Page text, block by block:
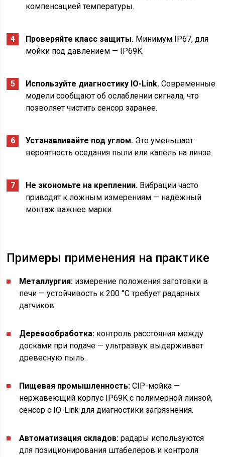
компенсацией температуры.
Проверяйте класс защиты. Минимум IP67, для
мойки под давлением — IP69K.
Используйте диагностику IO-Link. Современные
модели сообщают об ослаблении сигнала, что
позволяет чистить сенсор заранее.
Устанавливайте под углом. Это уменьшает
вероятность оседания пыли или капель на линзе.
Не экономьте на креплении. Вибрации часто
приводят к ложным измерениям — надёжный
монтаж важнее марки.
Примеры применения на практике
Металлургия: измерение положения заготовки в
печи — устойчивость к 200 °C требует радарных
датчиков.
Деревообработка: контроль расстояния между
досками при подаче — ультразвук выдерживает
древесную пыль.
Пищевая промышленность: CIP-мойка —
нержавеющий корпус IP69K с полимерной линзой,
сенсор с IO-Link для диагностики загрязнения.
Автоматизация складов: радары используются
для позиционирования штабелёров и контроля